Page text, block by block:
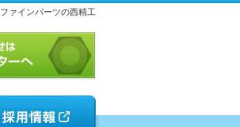
ファインパーツの西精工